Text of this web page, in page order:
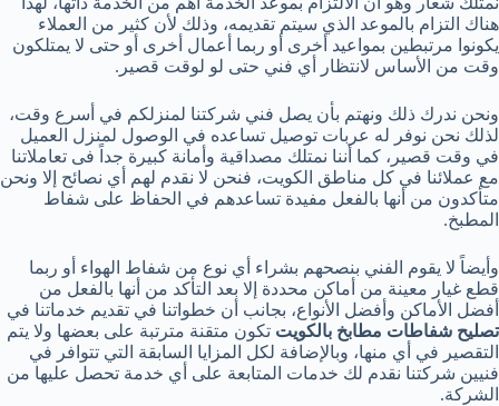
هناك التزام بالموعد الذي سيتم تقديمه، وذلك لأن كثير من العملاء
يكونوا مرتبطين بمواعيد أخرى أو ربما أعمال أخرى أو حتى لا يمتلكون
وقت من الأساس لانتظار أي فني حتى لو لوقت قصير.
ونحن ندرك ذلك ونهتم بأن يصل فني شركتنا لمنزلكم في أسرع وقت،
لذلك نحن نوفر له عربات توصيل تساعده في الوصول لمنزل العميل
في وقت قصير، كما أننا نمتلك مصداقية وأمانة كبيرة جداً فى تعاملاتنا
مع عملائنا في كل مناطق الكويت، فنحن لا نقدم لهم أي نصائح إلا ونحن
متأكدون من أنها بالفعل مفيدة تساعدهم في الحفاظ على شفاط
المطبخ.
وأيضاً لا يقوم الفني بنصحهم بشراء أي نوع من شفاط الهواء أو ربما
قطع غيار معينة من أماكن محددة إلا بعد التأكد من أنها بالفعل من
أفضل الأماكن وأفضل الأنواع، بجانب أن خطواتنا في تقديم خدماتنا في
تصليح شفاطات مطابخ بالكويت تكون متقنة مترتبة على بعضها ولا يتم
التقصير في أي منها، وبالإضافة لكل المزايا السابقة التي تتوافر في
فنيين شركتنا نقدم لك خدمات المتابعة على أي خدمة تحصل عليها من
الشركة.